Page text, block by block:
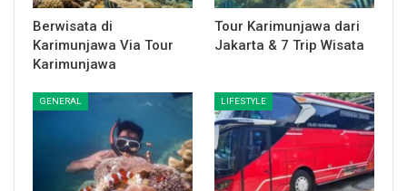
Berwisata di
Karimunjawa Via Tour
Karimunjawa
Tour Karimunjawa dari
Jakarta & 7 Trip Wisata
GENERAL LIFESTYLE